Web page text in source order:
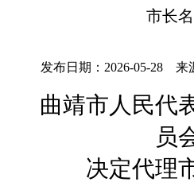
市长
发布日期：2026-05-28 来
曲靖市人民代
员
决定代理